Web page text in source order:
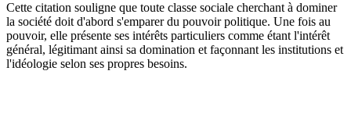
Cette citation souligne que toute classe sociale cherchant à dominer
la société doit d'abord s'emparer du pouvoir politique. Une fois au
pouvoir, elle présente ses intérêts particuliers comme étant l'intérêt
général, légitimant ainsi sa domination et façonnant les institutions et
l'idéologie selon ses propres besoins.